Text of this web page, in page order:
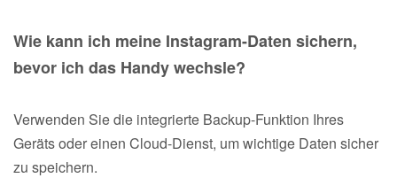
Wie kann ich meine Instagram-Daten sichern,
bevor ich das Handy wechsle?
Verwenden Sie die integrierte Backup-Funktion Ihres
Geräts oder einen Cloud-Dienst, um wichtige Daten sicher
zu speichern.